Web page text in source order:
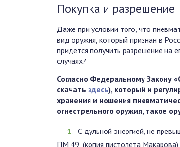
Покупка и разрешение
Даже при условии того, что
вид оружия, который признан в
придется получить разрешение на
случаях?
Согласно Федеральному Закону
скачать здесь), который и
хранения и ношения
огнестрельного оружия, такое
С дульной энергией, не
ПМ 49, (копия пистолета Макарова)